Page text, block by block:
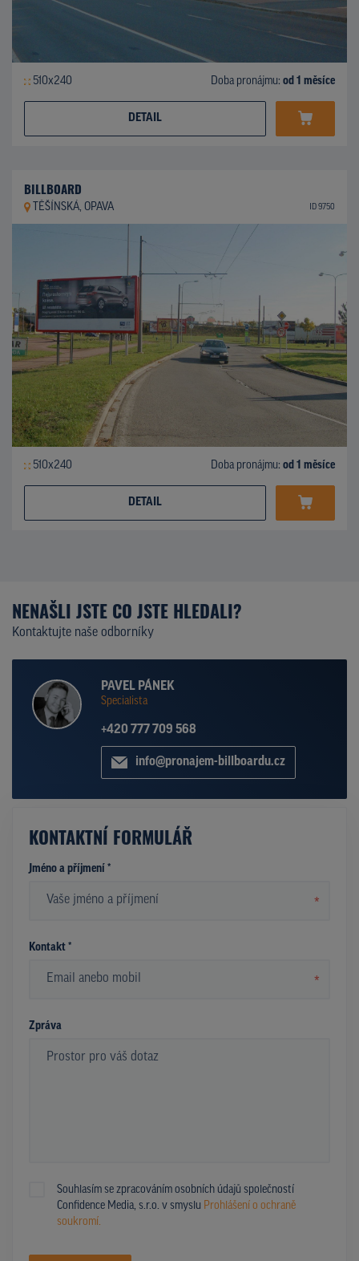
510x240 Doba pronájmu: od 1 měsíce
DETAIL
BILLBOARD
TĚŠÍNSKÁ, OPAVA ID 9750
510x240 Doba pronájmu: od 1 měsíce
DETAIL
NENAŠLI JSTE CO JSTE HLEDALI?
Kontaktujte naše odborníky
PAVEL PÁNEK
Specialista
+420 777 709 568
info@pronajem-billboardu.cz
KONTAKTNÍ FORMULÁŘ
Jméno a příjmení *
*
Kontakt *
*
Zpráva
Souhlasím se zpracováním osobních údajů společností
Confidence Media, s.r.o. v smyslu Prohlášení o ochraně
soukromí.